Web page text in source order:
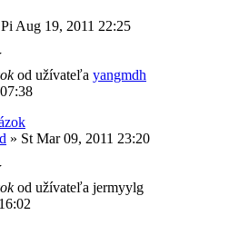
Pi Aug 19, 2011 22:25
od užívateľa yangmdh
» St Mar 09, 2011 23:20
od užívateľa jermyylg